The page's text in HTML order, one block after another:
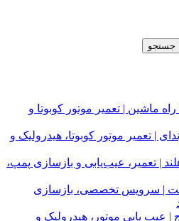
جستجو
ماشین | تعمیر موتور کوبوتا و
| تعمیر موتور کوبوتا، هیدرولیک و
| تعمیر، عیب‌یابی و بازسازی پمپ،
| سرویس تخصصی، بازسازی
| عیب یابی موتور، هیدرولیک و